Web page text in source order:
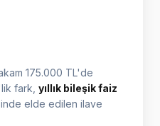
175.000 TL'de
fark, yıllık bileşik faiz
elde edilen ilave